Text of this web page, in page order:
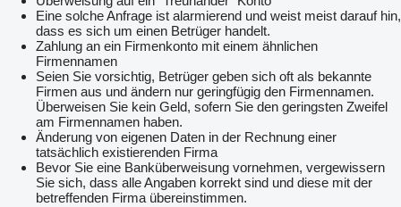
Eine solche Anfrage ist alarmierend und weist meist darauf hin,
dass es sich um einen Betrüger handelt.
Zahlung an ein Firmenkonto mit einem ähnlichen
Firmennamen
Seien Sie vorsichtig, Betrüger geben sich oft als bekannte
Firmen aus und ändern nur geringfügig den Firmennamen.
Überweisen Sie kein Geld, sofern Sie den geringsten Zweifel
am Firmennamen haben.
Änderung von eigenen Daten in der Rechnung einer
tatsächlich existierenden Firma
Bevor Sie eine Banküberweisung vornehmen, vergewissern
Sie sich, dass alle Angaben korrekt sind und diese mit der
betreffenden Firma übereinstimmen.